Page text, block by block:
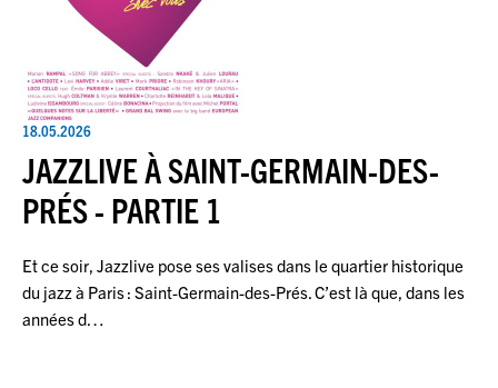
18.05.2026
JAZZLIVE À SAINT-GERMAIN-DES-
PRÉS - PARTIE 1
Et ce soir, Jazzlive pose ses valises dans le quartier historique
du jazz à Paris : Saint-Germain-des-Prés. C’est là que, dans les
années d…